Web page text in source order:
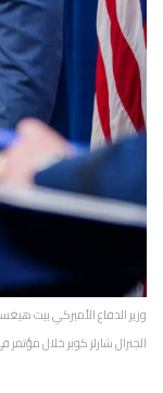
وزير الدفاع الأميركي بيت
الجنرال شارلز كوبر خلال مؤتمر